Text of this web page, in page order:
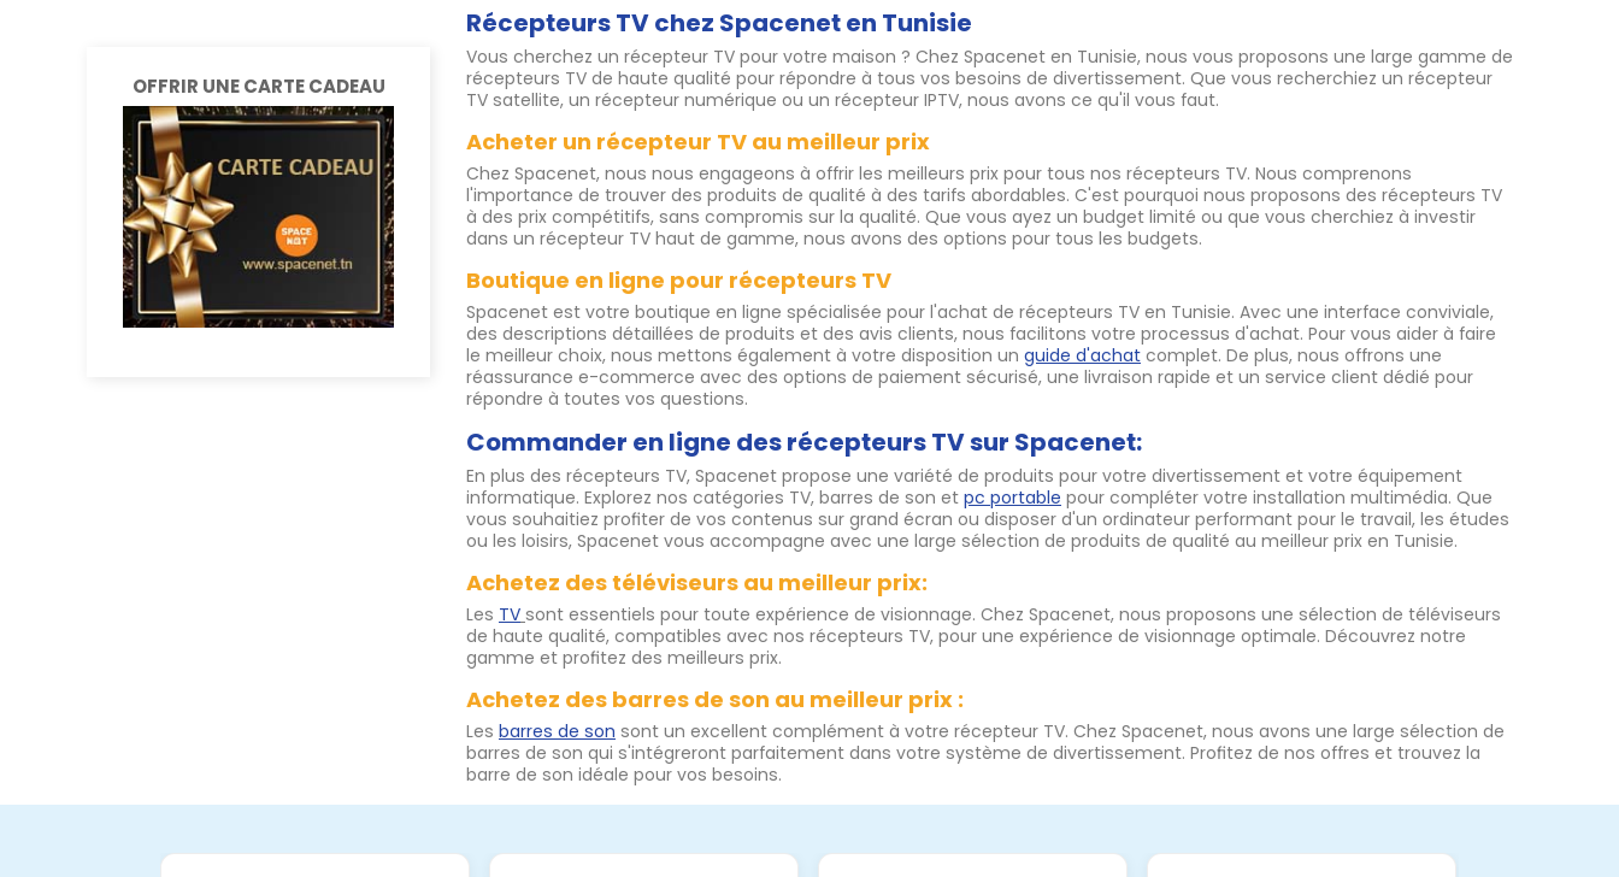
OFFRIR UNE CARTE CADEAU
Récepteurs TV chez Spacenet en Tunisie
Vous cherchez un récepteur TV pour votre maison ? Chez Spacenet en Tunisie, nous vous proposons une large gamme de
récepteurs TV de haute qualité pour répondre à tous vos besoins de divertissement. Que vous recherchiez un récepteur
TV satellite, un récepteur numérique ou un récepteur IPTV, nous avons ce qu'il vous faut.
Acheter un récepteur TV au meilleur prix
Chez Spacenet, nous nous engageons à offrir les meilleurs prix pour tous nos récepteurs TV. Nous comprenons
l'importance de trouver des produits de qualité à des tarifs abordables. C'est pourquoi nous proposons des récepteurs TV
à des prix compétitifs, sans compromis sur la qualité. Que vous ayez un budget limité ou que vous cherchiez à investir
dans un récepteur TV haut de gamme, nous avons des options pour tous les budgets.
Boutique en ligne pour récepteurs TV
Spacenet est votre boutique en ligne spécialisée pour l'achat de récepteurs TV en Tunisie. Avec une interface conviviale,
des descriptions détaillées de produits et des avis clients, nous facilitons votre processus d'achat. Pour vous aider à faire
le meilleur choix, nous mettons également à votre disposition un guide d'achat complet. De plus, nous offrons une
réassurance e-commerce avec des options de paiement sécurisé, une livraison rapide et un service client dédié pour
répondre à toutes vos questions.
Commander en ligne des récepteurs TV sur Spacenet:
En plus des récepteurs TV, Spacenet propose une variété de produits pour votre divertissement et votre équipement
informatique. Explorez nos catégories TV, barres de son et pc portable pour compléter votre installation multimédia. Que
vous souhaitiez profiter de vos contenus sur grand écran ou disposer d'un ordinateur performant pour le travail, les études
ou les loisirs, Spacenet vous accompagne avec une large sélection de produits de qualité au meilleur prix en Tunisie.
Achetez des téléviseurs au meilleur prix:
Les TV sont essentiels pour toute expérience de visionnage. Chez Spacenet, nous proposons une sélection de téléviseurs
de haute qualité, compatibles avec nos récepteurs TV, pour une expérience de visionnage optimale. Découvrez notre
gamme et profitez des meilleurs prix.
Achetez des barres de son au meilleur prix :
Les barres de son sont un excellent complément à votre récepteur TV. Chez Spacenet, nous avons une large sélection de
barres de son qui s'intégreront parfaitement dans votre système de divertissement. Profitez de nos offres et trouvez la
barre de son idéale pour vos besoins.